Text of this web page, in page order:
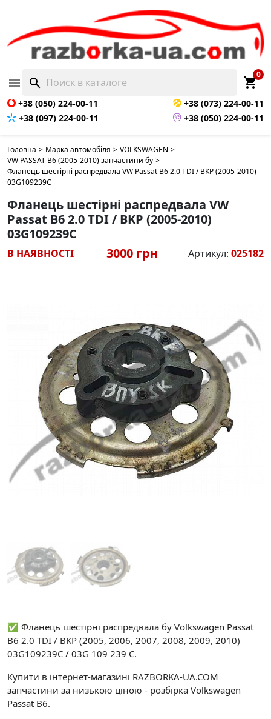
 search shopping_cart
0
+38 (050) 224-00-11
+38 (073) 224-00-11
+38 (097) 224-00-11
+38 (050) 224-00-11
Головна > Марка автомобіля > VOLKSWAGEN >
VW PASSAT B6 (2005-2010) запчастини бу >
Фланець шестірні распредвала VW Passat B6 2.0 TDI / BKP (2005-2010)
03G109239C
Фланець шестірні распредвала VW
Passat B6 2.0 TDI / BKP (2005-2010)
03G109239C
В НАЯВНОСТІ 3000 грн Артикул: 025182
✅ Фланець шестірні распредвала бу Volkswagen Passat
B6 2.0 TDI / BKP (2005, 2006, 2007, 2008, 2009, 2010)
03G109239C / 03G 109 239 C.
Купити в інтернет-магазині RAZBORKA-UA.COM
запчастини за низькою ціною - розбірка Volkswagen
Passat B6.